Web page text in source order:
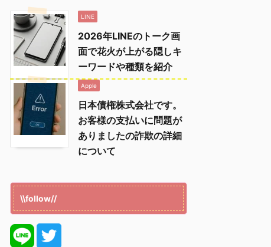
LINE
2026年LINEのトーク画
面で花火が上がる隠しキ
ーワードや種類を紹介
Apple
日本債権株式会社です。
お客様の支払いに問題が
ありましたの詐欺の詳細
について
\\follow//